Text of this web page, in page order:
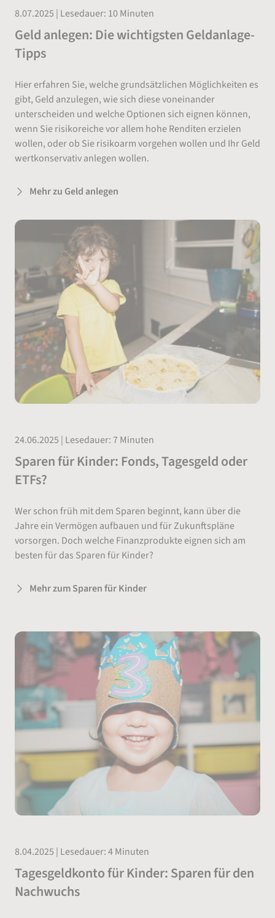
8.07.2025 | Lesedauer: 10 Minuten
Geld anlegen: Die wichtigsten Geldanlage-
Tipps
Hier erfahren Sie, welche grundsätzlichen Möglichkeiten es
gibt, Geld anzulegen, wie sich diese voneinander
unterscheiden und welche Optionen sich eignen können,
wenn Sie risikoreiche vor allem hohe Renditen erzielen
wollen, oder ob Sie risikoarm vorgehen wollen und Ihr Geld
wertkonservativ anlegen wollen.
Mehr zu Geld anlegen
24.06.2025 | Lesedauer: 7 Minuten
Sparen für Kinder: Fonds, Tagesgeld oder
ETFs?
Wer schon früh mit dem Sparen beginnt, kann über die
Jahre ein Vermögen aufbauen und für Zukunftspläne
vorsorgen. Doch welche Finanzprodukte eignen sich am
besten für das Sparen für Kinder?
Mehr zum Sparen für Kinder
8.04.2025 | Lesedauer: 4 Minuten
Tagesgeldkonto für Kinder: Sparen für den
Nachwuchs